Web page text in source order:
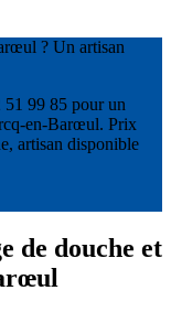
? Un artisan
51 99 85 pour un
en-Barœul. Prix
artisan disponible
de douche et